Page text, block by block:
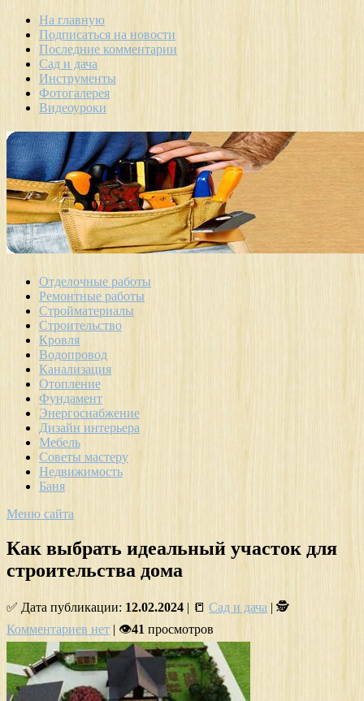
На главную
Подписаться на новости
Последние комментарии
Сад и дача
Инструменты
Фотогалерея
Видеоуроки
Отделочные работы
Ремонтные работы
Стройматериалы
Строительство
Кровля
Водопровод
Канализация
Отопление
Фундамент
Энергоснабжение
Дизайн интерьера
Мебель
Советы мастеру
Недвижимость
Баня
Меню сайта
Как выбрать идеальный участок для
строительства дома
✅ Дата публикации: 12.02.2024 | 📒 Сад и дача | 🕵
Комментариев нет | 👁41 просмотров